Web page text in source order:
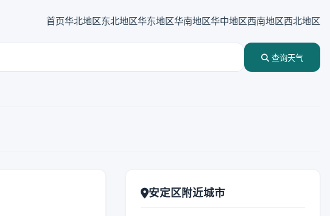
首页华北地区东北地区华东地区华南地区华中地区西南地区西北地区
查询天气
安定区附近城市